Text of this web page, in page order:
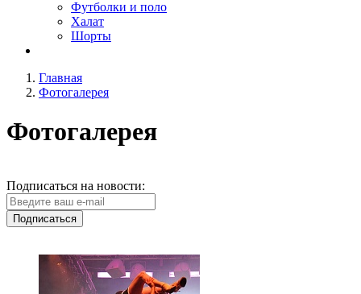
Футболки и поло
Халат
Шорты
Главная
Фотогалерея
Фотогалерея
Подписаться на новости:
Подписаться